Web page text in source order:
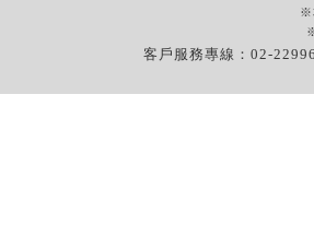
※
客戶服務專線：02-